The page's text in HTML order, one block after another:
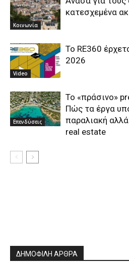
Κοινωνία
κατεσχεμένα
Video
Το RE360
2026
Επενδύσεις
Το «πράσινο»
Πώς τα έργα
παραλιακή
real estate
ΔΗΜΟΦΙΛΗ ΑΡΘΡΑ